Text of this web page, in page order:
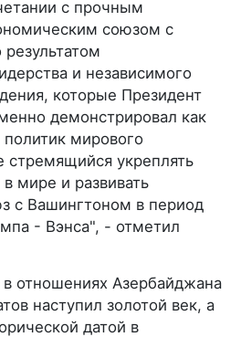
с прочным
союзом с
и независимого
которые Президент
демонстрировал как
политик мирового
стремящийся укреплять
мире и развивать
с Вашингтоном в период
- Вэнса", - отметил
отношениях Азербайджана
наступил золотой век, а
датой в